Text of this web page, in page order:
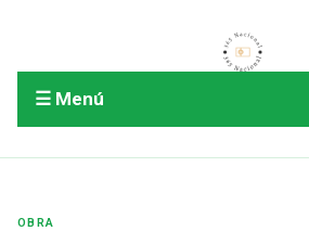
☰ Menú
OBRA